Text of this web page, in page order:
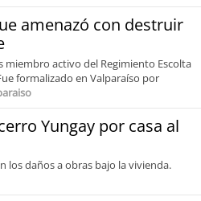
amenazó con destruir
miembro activo del Regimiento Escolta
formalizado en Valparaíso por
Yungay por casa al
los daños a obras bajo la vivienda.